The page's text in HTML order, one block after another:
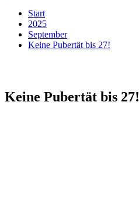
Start
2025
September
Keine Pubertät bis 27!
Keine Pubertät bis 27!